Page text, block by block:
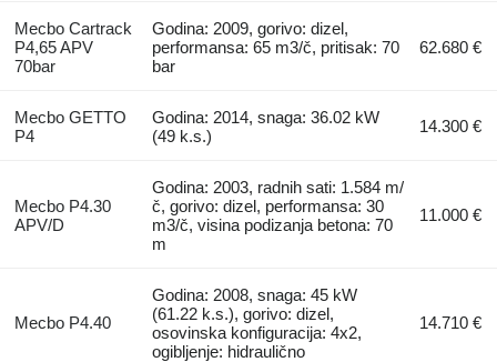
Mecbo Cartrack
P4,65 APV
70bar
Godina: 2009, gorivo: dizel,
performansa: 65 m3/č, pritisak: 70
bar
62.680 €
Mecbo GETTO
P4
Godina: 2014, snaga: 36.02 kW
(49 k.s.)
14.300 €
Mecbo P4.30
APV/D
Godina: 2003, radnih sati: 1.584 m/
č, gorivo: dizel, performansa: 30
m3/č, visina podizanja betona: 70
m
11.000 €
Mecbo P4.40
Godina: 2008, snaga: 45 kW
(61.22 k.s.), gorivo: dizel,
osovinska konfiguracija: 4x2,
ogibljenje: hidraulično
14.710 €